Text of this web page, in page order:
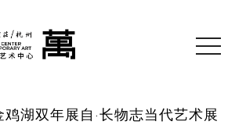
toggle
湖双年展自·长物志当代艺术展